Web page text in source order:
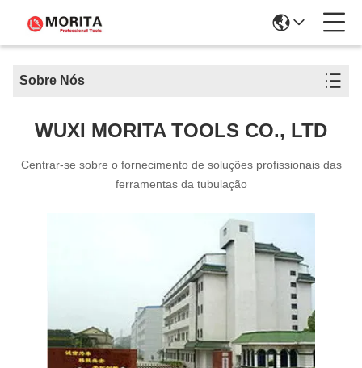
Sobre Nós
WUXI MORITA TOOLS CO., LTD
Centrar-se sobre o fornecimento de soluções profissionais das
ferramentas da tubulação